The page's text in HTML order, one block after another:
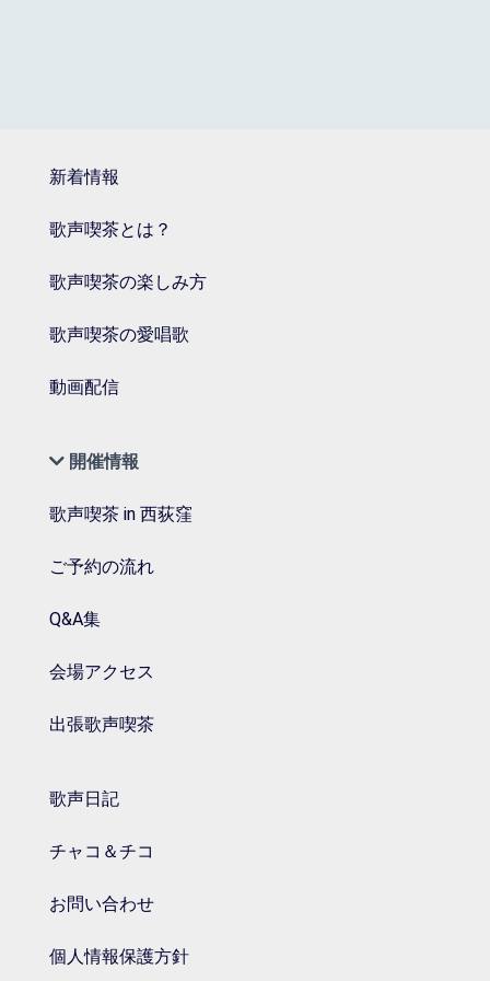
新着情報
歌声喫茶とは？
歌声喫茶の楽しみ方
歌声喫茶の愛唱歌
動画配信
開催情報
歌声喫茶 in 西荻窪
ご予約の流れ
Q&A集
会場アクセス
出張歌声喫茶
歌声日記
チャコ＆チコ
お問い合わせ
個人情報保護方針